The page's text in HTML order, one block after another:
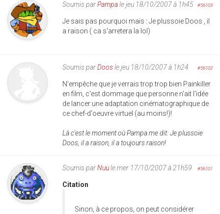
Soumis parPampale jeu 18/10/2007 à 1h45 #56103
Je sais pas pourquoi mais : Je plussoie Doos , il
a raison ( ca s'arretera la lol)
Soumis parDoosle jeu 18/10/2007 à 1h24 #56102
N'empêche que je verrais trop trop bien Painkiller
en film, c'est dommage que personne n'ait l'idée
de lancer une adaptation cinématographique de
ce chef-d'oeuvre virtuel (au moins!)!
Là c'est le moment où Pampa me dit: Je plussoie
Doos, il a raison, il a toujours raison!
Soumis parNuule mer 17/10/2007 à 21h59 #56101
Citation
Sinon, à ce propos, on peut considérer